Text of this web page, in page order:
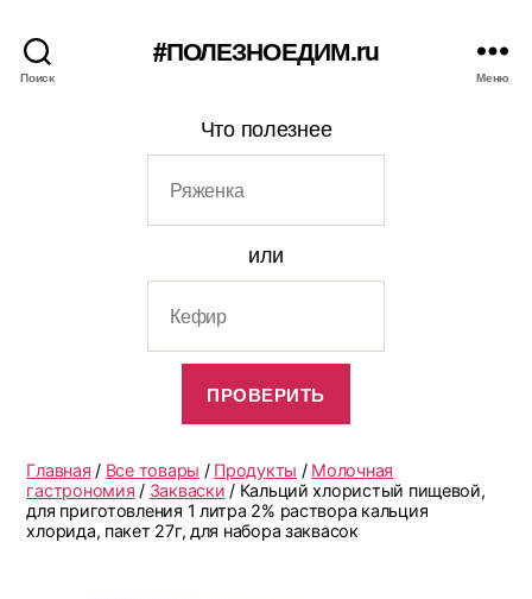
Поиск
#ПОЛЕЗНОЕДИМ.ru
Меню
Что полезнее
или
Главная / Все товары / Продукты / Молочная
гастрономия / Закваски / Кальций хлористый пищевой,
для приготовления 1 литра 2% раствора кальция
хлорида, пакет 27г, для набора заквасок